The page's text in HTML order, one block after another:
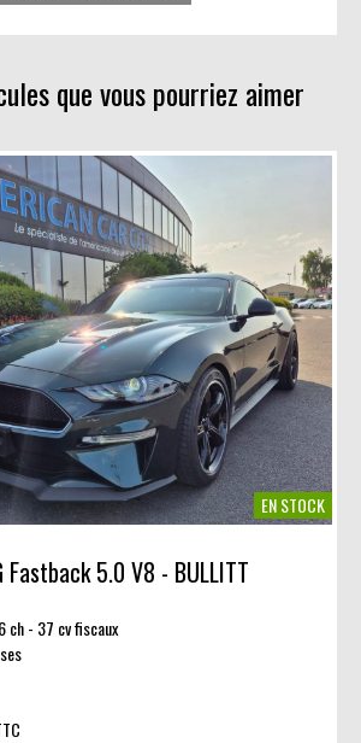
que vous pourriez aimer
EN STOCK
Fastback 5.0 V8 - BULLITT
ch - 37 cv fiscaux